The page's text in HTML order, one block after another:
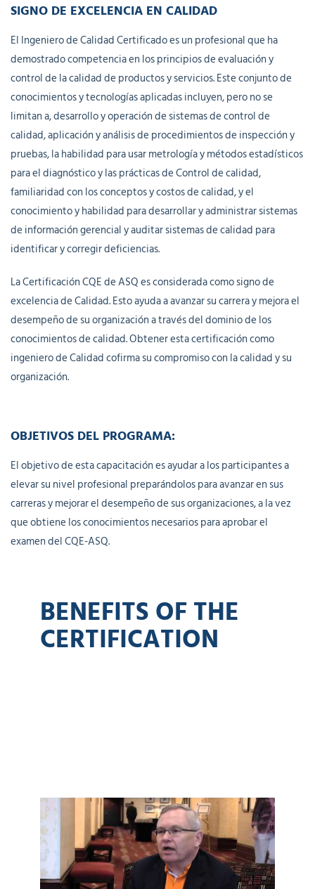
SIGNO DE EXCELENCIA EN CALIDAD
El Ingeniero de Calidad Certificado es un profesional que ha
demostrado competencia en los principios de evaluación y
control de la calidad de productos y servicios. Este conjunto de
conocimientos y tecnologías aplicadas incluyen, pero no se
limitan a, desarrollo y operación de sistemas de control de
calidad, aplicación y análisis de procedimientos de inspección y
pruebas, la habilidad para usar metrología y métodos estadísticos
para el diagnóstico y las prácticas de Control de calidad,
familiaridad con los conceptos y costos de calidad, y el
conocimiento y habilidad para desarrollar y administrar sistemas
de información gerencial y auditar sistemas de calidad para
identificar y corregir deficiencias.
La Certificación CQE de ASQ es considerada como signo de
excelencia de Calidad. Esto ayuda a avanzar su carrera y mejora el
desempeño de su organización a través del dominio de los
conocimientos de calidad. Obtener esta certificación como
ingeniero de Calidad cofirma su compromiso con la calidad y su
organización.
OBJETIVOS DEL PROGRAMA:
El objetivo de esta capacitación es ayudar a los participantes a
elevar su nivel profesional preparándolos para avanzar en sus
carreras y mejorar el desempeño de sus organizaciones, a la vez
que obtiene los conocimientos necesarios para aprobar el
examen del CQE-ASQ.
BENEFITS OF THE
CERTIFICATION